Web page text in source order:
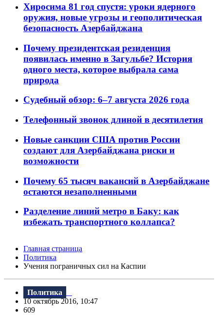
Хиросима 81 год спустя: уроки ядерного
оружия, новые угрозы и геополитическая
безопасность Азербайджана
Почему президентская резиденция
появилась именно в Загульбе? История
одного места, которое выбрала сама
природа
Судебный обзор: 6–7 августа 2026 года
Телефонный звонок длиной в десятилетия
Новые санкции США против России
создают для Азербайджана риски и
возможности
Почему 65 тысяч вакансий в Азербайджане
остаются незаполненными
Разделение линий метро в Баку: как
избежать транспортного коллапса?
Главная страница
Политика
Учения пограничных сил на Каспии
Политика
10 октябрь 2016, 10:47
609